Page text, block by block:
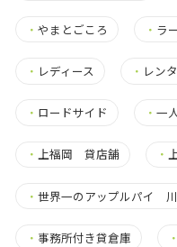
・ やまとごころ ・ ラ
・ レディース ・ レン
・ ロードサイド ・一
・ 上福岡 貸店舗 ・
・ 世界一のアップルパイ
・ 事務所付き貸倉庫 ・